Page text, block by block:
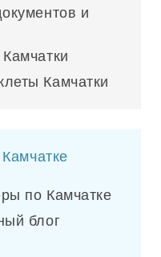
и
Камчатки
по Камчатке
блог